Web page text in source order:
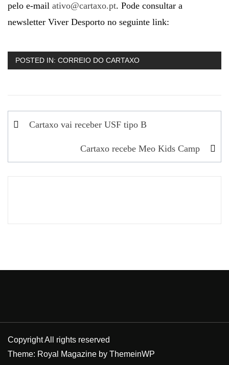
pelo e-mail ativo@cartaxo.pt. Pode consultar a
newsletter Viver Desporto no seguinte link:
POSTED IN: CORREIO DO CARTAXO
Navegação
Cartaxo vai receber USF tipo B
Cartaxo recebe Meo Kids Camp
Copyright All rights reserved
Theme: Royal Magazine by ThemeinWP